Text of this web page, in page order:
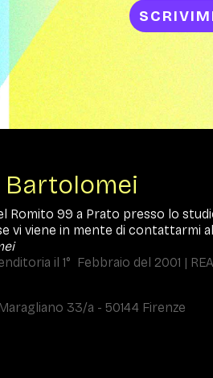
Romito 99 a Prato presso lo
vi viene in mente di contattarmi
il 1° Febbraio del 2001 |
33/a - 50144 Firenze